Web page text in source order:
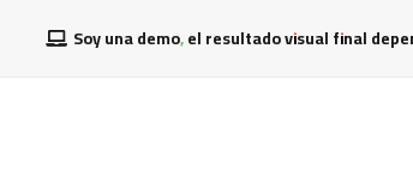
Soy una demo, el resultado visual final